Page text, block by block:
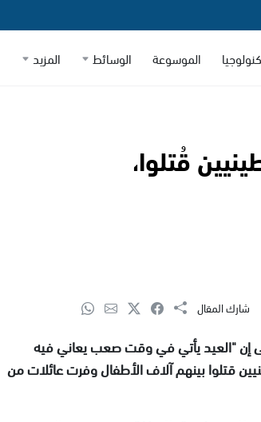
الموسوعة الوسائط المزيد
قُتلوا،
شارك المقال
إن "العيد يأتي في وقت صعب يعاني فيه
قتلوا بينهم آلاف الأطفال وفرت عائلات من